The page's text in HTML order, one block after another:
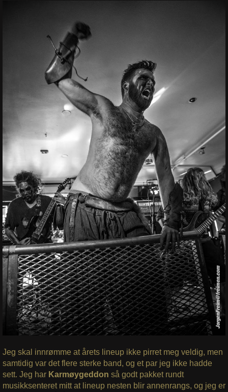
Jeg skal innrømme at årets lineup ikke pirret meg veldig, men
samtidig var det flere sterke band, og et par jeg ikke hadde
sett. Jeg har Karmøygeddon så godt pakket rundt
musikksenteret mitt at lineup nesten blir annenrangs, og jeg er